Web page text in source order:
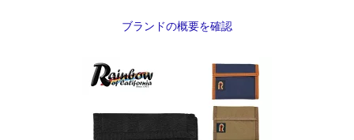
ブランドの概要を確認